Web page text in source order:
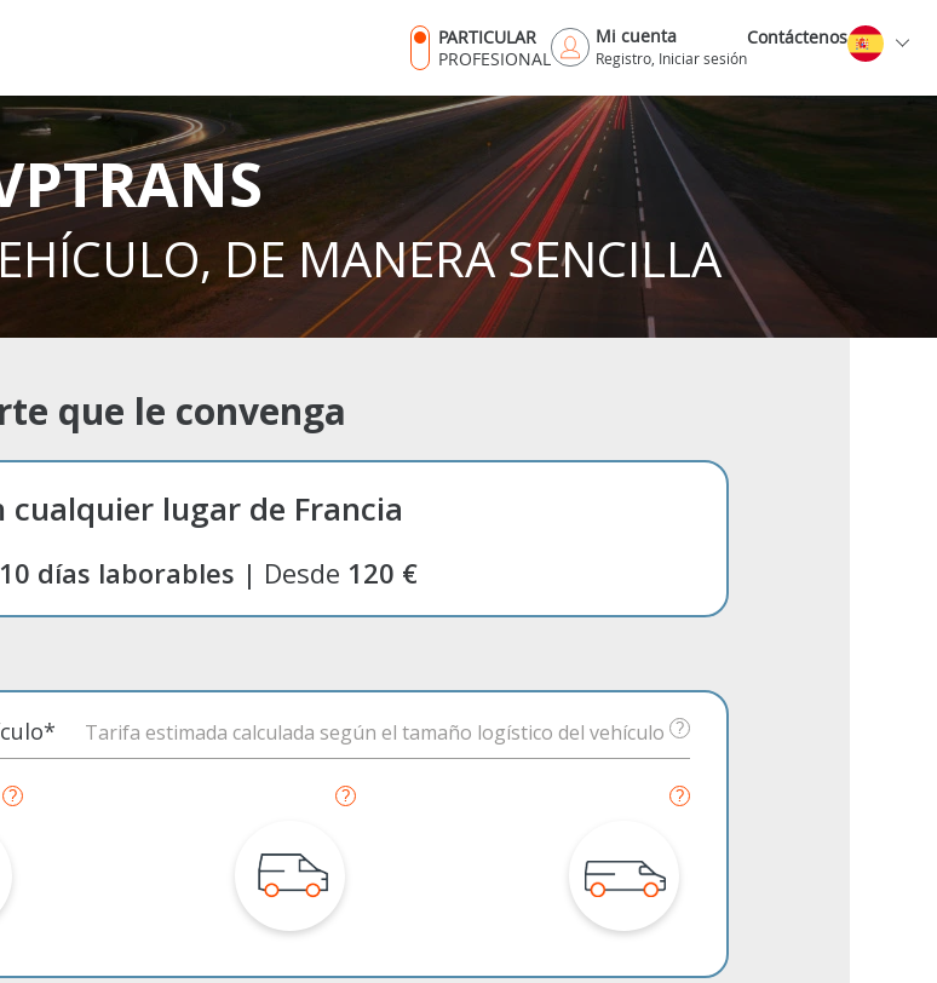
PARTICULAR
PROFESIONAL
Mi cuenta
Registro, Iniciar sesión
Contáctenos
DE MANERA SENCILLA
que le convenga
cualquier lugar de Francia
10 días laborables | Desde 120 €
Tarifa estimada calculada según el tamaño logístico del vehículo